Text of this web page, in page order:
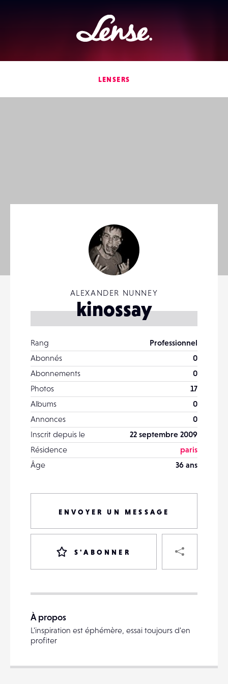
Lense
LENSERS
ALEXANDER NUNNEY
kinossay
Rang
Professionnel
Abonnés
0
Abonnements
0
Photos
17
Albums
0
Annonces
0
Inscrit depuis le
22 septembre 2009
Résidence
paris
Âge
36 ans
ENVOYER UN MESSAGE
S'ABONNER
DESTINATAIRE
À propos
L'inspiration est éphémère, essai toujours d'en
profiter